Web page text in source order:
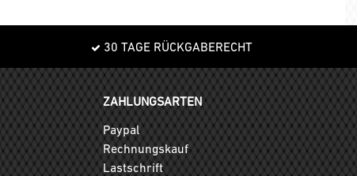
30 TAGE RÜCKGABERECHT
ZAHLUNGSARTEN
Paypal
Rechnungskauf
Lastschrift